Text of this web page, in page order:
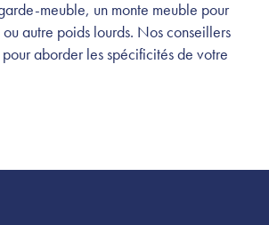
meuble, un monte meuble pour
autre poids lourds. Nos conseillers
aborder les spécificités de votre